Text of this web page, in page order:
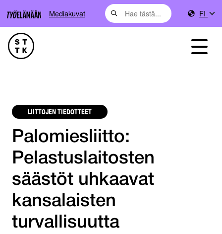
Mediakuvat FI
LIITTOJEN TIEDOTTEET
Palomiesliitto:
Pelastuslaitosten
säästöt uhkaavat
kansalaisten
turvallisuutta